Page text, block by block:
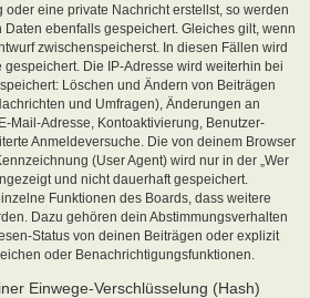
oder eine private Nachricht erstellst, so werden
ebenfalls gespeichert. Gleiches gilt, wenn
zwischenspeicherst. In diesen Fällen wird
gespeichert. Die IP-Adresse wird weiterhin bei
Löschen und Ändern von Beiträgen
und Umfragen), Änderungen an
Mail-Adresse, Kontoaktivierung, Benutzer-
Anmeldeversuche. Die von deinem Browser
(User Agent) wird nur in der „Wer
und nicht dauerhaft gespeichert.
Funktionen des Boards, dass weitere
Dazu gehören dein Abstimmungsverhalten
Status von deinen Beiträgen oder explizit
oder Benachrichtigungsfunktionen.
Einwege-Verschlüsselung (Hash)